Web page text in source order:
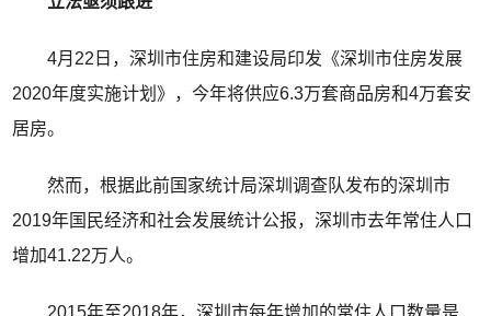
4月22日，深圳市住房和建设局印发《深圳市住房发展
2020年度实施计划》，今年将供应6.3万套商品房和4万套安
居房。
然而，根据此前国家统计局深圳调查队发布的深圳市
2019年国民经济和社会发展统计公报，深圳市去年常住人口
增加41.22万人。